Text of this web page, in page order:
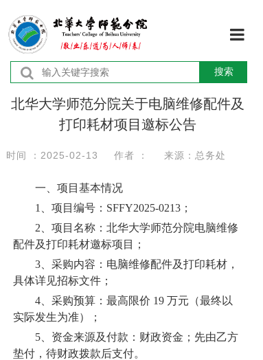
搜索
学校
北华大学师范分院关于电脑维修配件及
打印耗材项目邀标公告
时间 ：2025-02-13 作者 ： 来源：总务处
一、项目基本情况
1、项目编号：SFFY2025-0213；
2、项目名称：北华大学师范分院电脑维修
配件及打印耗材邀标项目；
3、采购内容：电脑维修配件及打印耗材，
具体详见招标文件；
4、采购预算：最高限价 19 万元（最终以
实际发生为准）；
5、资金来源及付款：财政资金；先由乙方
垫付，待财政拨款后支付。